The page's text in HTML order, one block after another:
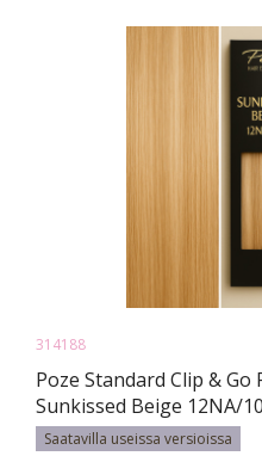
314188
Poze Standard Clip &
Sunkissed Beige 12NA/
Saatavilla useissa versioissa